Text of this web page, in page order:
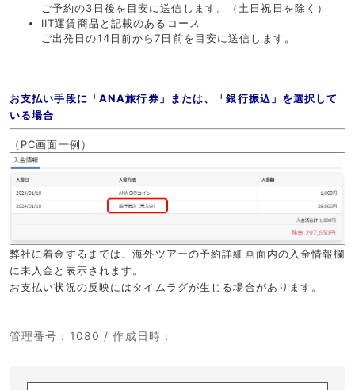
ご予約の3日後を目安に送信します。（土日祝日を除く）
IIT運賃商品と記載のあるコース
ご出発日の14日前から7日前を目安に送信します。
お支払い手段に「ANA旅行券」または、「銀行振込」を選択して
いる場合
（PC画面一例）
弊社に着金するまでは、海外ツアーの予約詳細画面内の入金情報欄
に未入金と表示されます。
お支払い状況の反映にはタイムラグが生じる場合があります。
管理番号 ：1080 /作成日時 ：